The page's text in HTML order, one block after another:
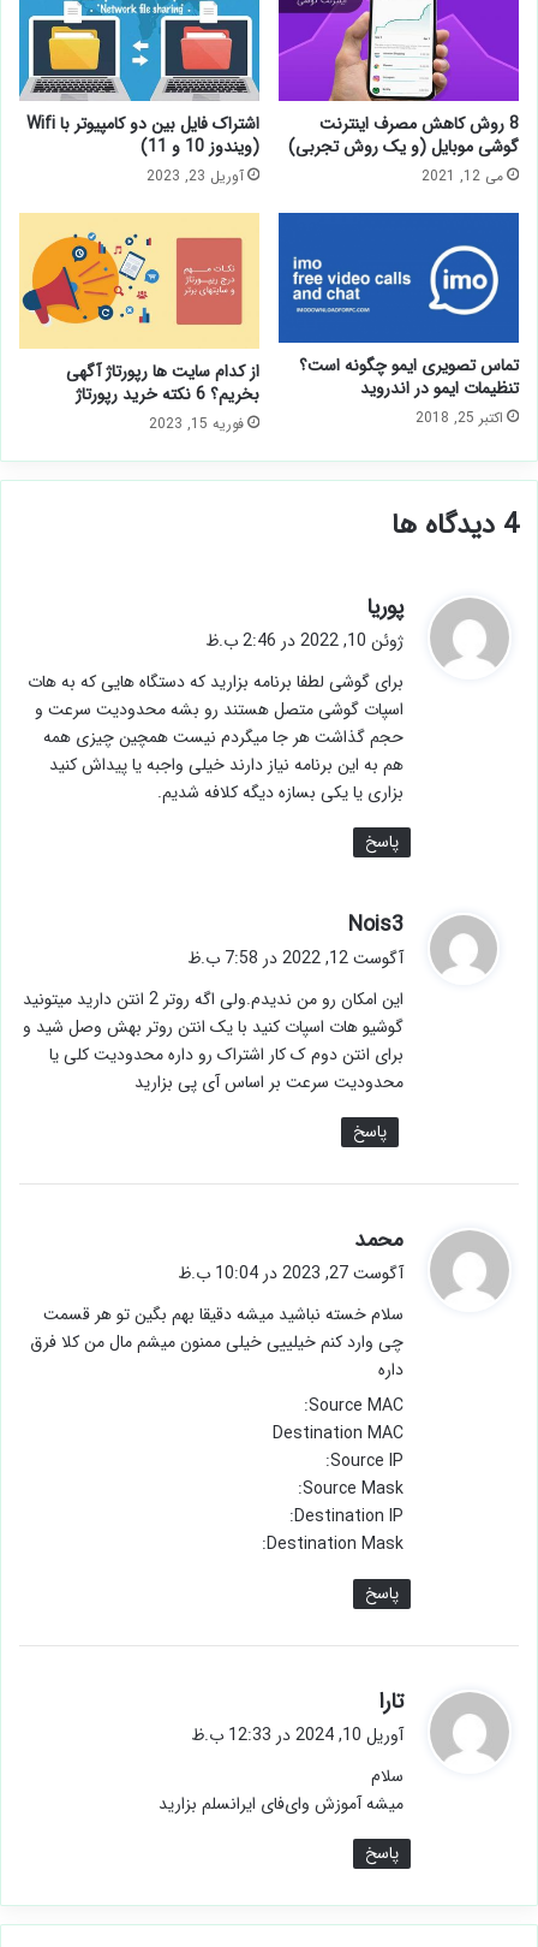
8 روش کاهش مصرف اینترنت
گوشی موبایل (و یک روش تجربی)
می 12, 2021
اشتراک فایل بین دو کامپیوتر با Wifi
(ویندوز 10 و 11)
آوریل 23, 2023
تماس تصویری ایمو چگونه است؟
تنظیمات ایمو در اندروید
اکتبر 25, 2018
از کدام سایت ها رپورتاژ آگهی
بخریم؟ 6 نکته خرید رپورتاژ
فوریه 15, 2023
‫4 دیدگاه ها
پوریا
ف
:
ژوئن 10, 2022 در 2:46 ب.ظ
برای گوشی لطفا برنامه بزارید که دستگاه هایی که به هات
اسپات گوشی متصل هستند رو بشه محدودیت سرعت و
حجم گذاشت هر جا میگردم نیست همچین چیزی همه
هم به این برنامه نیاز دارند خیلی واجبه یا پیداش کنید
بزاری یا یکی بسازه دیگه کلافه شدیم.
پاسخ
Nois3
ف
:
آگوست 12, 2022 در 7:58 ب.ظ
این امکان رو من ندیدم.ولی اگه روتر 2 انتن دارید میتونید
گوشیو هات اسپات کنید با یک انتن روتر بهش وصل شید و
برای انتن دوم ک کار اشتراک رو داره محدودیت کلی یا
محدودیت سرعت بر اساس آی پی بزارید
پاسخ
محمد
ف
:
آگوست 27, 2023 در 10:04 ب.ظ
سلام خسته نباشید میشه دقیقا بهم بگین تو هر قسمت
چی وارد کنم خیلییی خیلی ممنون میشم مال من کلا فرق
داره
Source MAC:
Destination MAC
Source IP:
Source Mask:
Destination IP:
Destination Mask:
پاسخ
تارا
ف
:
آوریل 10, 2024 در 12:33 ب.ظ
سلام
میشه آموزش وای‌فای ایرانسلم بزارید
پاسخ